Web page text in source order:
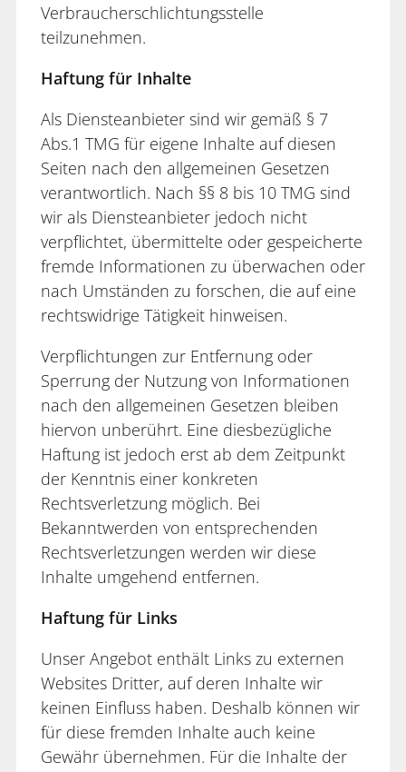
Verbraucherschlichtungsstelle
teilzunehmen.
Haftung für Inhalte
Als Diensteanbieter sind wir gemäß § 7
Abs.1 TMG für eigene Inhalte auf diesen
Seiten nach den allgemeinen Gesetzen
verantwortlich. Nach §§ 8 bis 10 TMG sind
wir als Diensteanbieter jedoch nicht
verpflichtet, übermittelte oder gespeicherte
fremde Informationen zu überwachen oder
nach Umständen zu forschen, die auf eine
rechtswidrige Tätigkeit hinweisen.
Verpflichtungen zur Entfernung oder
Sperrung der Nutzung von Informationen
nach den allgemeinen Gesetzen bleiben
hiervon unberührt. Eine diesbezügliche
Haftung ist jedoch erst ab dem Zeitpunkt
der Kenntnis einer konkreten
Rechtsverletzung möglich. Bei
Bekanntwerden von entsprechenden
Rechtsverletzungen werden wir diese
Inhalte umgehend entfernen.
Haftung für Links
Unser Angebot enthält Links zu externen
Websites Dritter, auf deren Inhalte wir
keinen Einfluss haben. Deshalb können wir
für diese fremden Inhalte auch keine
Gewähr übernehmen. Für die Inhalte der